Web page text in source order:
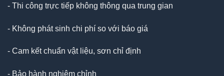
- Thi công trực tiếp không thông qua trung gian
- Không phát sinh chi phí so với báo giá
- Cam kết chuẩn vật liệu, sơn chỉ định
- Bảo hành nghiêm chỉnh